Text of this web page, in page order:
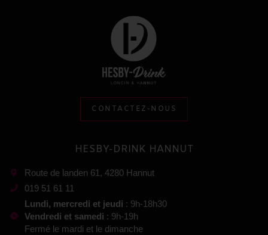
CONTACTEZ-NOUS
HESBY-DRINK HANNUT
Route de landen 61, 4280 Hannut
019 51 61 11
Lundi, mercredi et jeudi : 9h-18h30
Vendredi et samedi : 9h-19h
Fermé le mardi et le dimanche